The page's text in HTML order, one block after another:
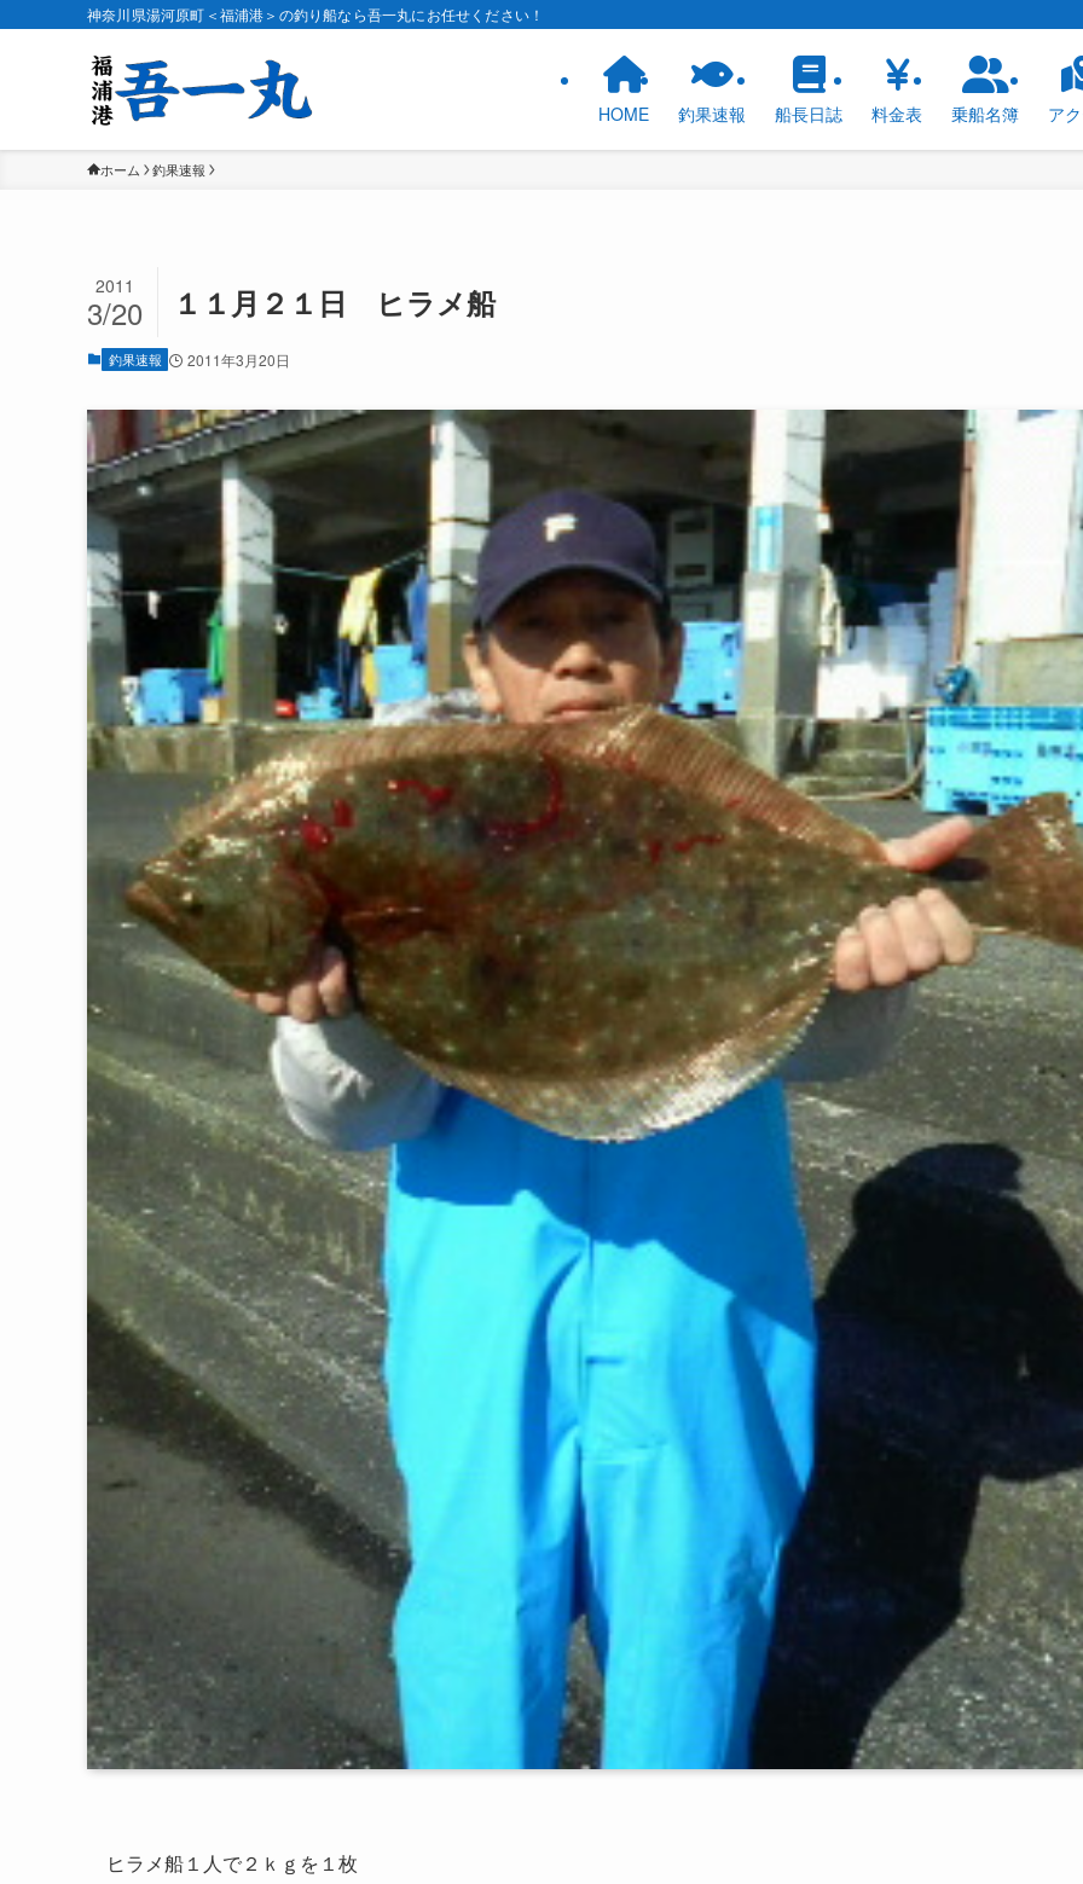
神奈川県湯河原町＜福浦港＞の釣り船なら吾一丸にお任せください！
HOME 釣果速報 船長日誌 料金表 乗船名簿 ア
ホーム 釣果速報
１１月２１日 ヒラメ船
2011
3/20
釣果速報 2011年3月20日
ヒラメ船１人で２ｋｇを１枚